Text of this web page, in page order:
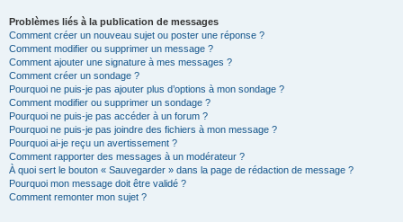
Problèmes liés à la publication de messages
Comment créer un nouveau sujet ou poster une réponse ?
Comment modifier ou supprimer un message ?
Comment ajouter une signature à mes messages ?
Comment créer un sondage ?
Pourquoi ne puis-je pas ajouter plus d’options à mon sondage ?
Comment modifier ou supprimer un sondage ?
Pourquoi ne puis-je pas accéder à un forum ?
Pourquoi ne puis-je pas joindre des fichiers à mon message ?
Pourquoi ai-je reçu un avertissement ?
Comment rapporter des messages à un modérateur ?
À quoi sert le bouton « Sauvegarder » dans la page de rédaction de message ?
Pourquoi mon message doit être validé ?
Comment remonter mon sujet ?